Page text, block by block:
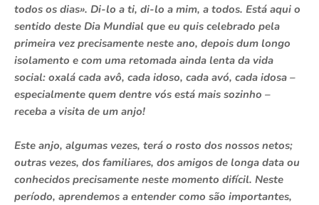
todos os dias». Di-lo a ti, di-lo a mim, a todos. Está aqui o
sentido deste Dia Mundial que eu quis celebrado pela
primeira vez precisamente neste ano, depois dum longo
isolamento e com uma retomada ainda lenta da vida
social: oxalá cada avô, cada idoso, cada avó, cada idosa –
especialmente quem dentre vós está mais sozinho –
receba a visita de um anjo!
Este anjo, algumas vezes, terá o rosto dos nossos netos;
outras vezes, dos familiares, dos amigos de longa data ou
conhecidos precisamente neste momento difícil. Neste
período, aprendemos a entender como são importantes,